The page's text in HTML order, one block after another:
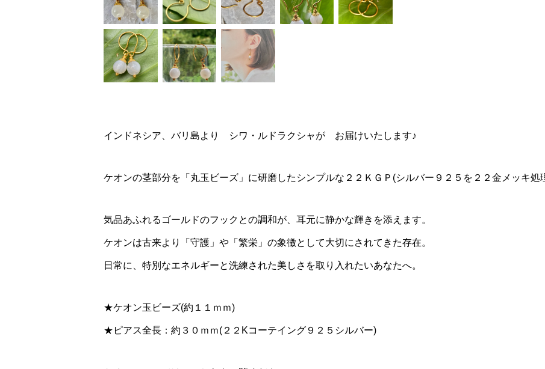
インドネシア、バリ島より シワ・ルドラクシャが お届けいたします♪
ケオンの茎部分を「丸玉ビーズ」に研磨したシンプルな２２ＫＧＰ(シルバー９２５を２２金メッキ処
気品あふれるゴールドのフックとの調和が、耳元に静かな輝きを添えます。
ケオンは古来より「守護」や「繁栄」の象徴として大切にされてきた存在。
日常に、特別なエネルギーと洗練された美しさを取り入れたいあなたへ。
★ケオン玉ビーズ(約１１ｍｍ)
★ピアス全長：約３０ｍｍ(２２Kコーテイング９２５シルバー)